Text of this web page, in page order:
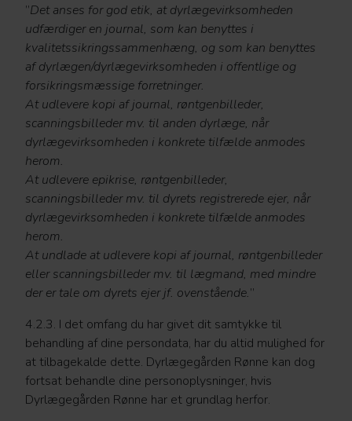
”Det anses for god etik, at dyrlægevirksomheden
udfærdiger en journal, som kan benyttes i
kvalitetssikringssammenhæng, og som kan benyttes
af dyrlægen/dyrlægevirksomheden i offentlige og
forsikringsmæssige forretninger.
At udlevere kopi af journal, røntgenbilleder,
scanningsbilleder mv. til anden dyrlæge, når
dyrlægevirksomheden i konkrete tilfælde anmodes
herom.
At udlevere epikrise, røntgenbilleder,
scanningsbilleder mv. til dyrets registrerede ejer, når
dyrlægevirksomheden i konkrete tilfælde anmodes
herom.
At undlade at udlevere kopi af journal, røntgenbilleder
eller scanningsbilleder mv. til lægmand, med mindre
der er tale om dyrets ejer jf. ovenstående.”
4.2.3. I det omfang du har givet dit samtykke til
behandling af dine persondata, har du altid mulighed for
at tilbagekalde dette. Dyrlægegården Rønne kan dog
fortsat behandle dine personoplysninger, hvis
Dyrlægegården Rønne har et grundlag herfor.